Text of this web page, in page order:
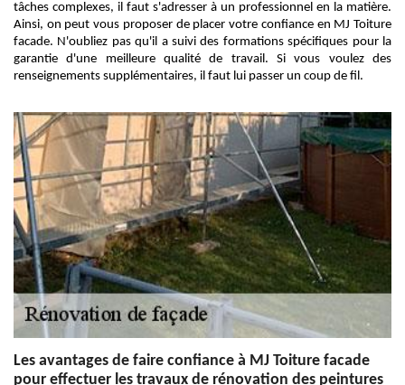
tâches complexes, il faut s'adresser à un professionnel en la matière.
Ainsi, on peut vous proposer de placer votre confiance en MJ Toiture
facade. N'oubliez pas qu'il a suivi des formations spécifiques pour la
garantie d'une meilleure qualité de travail. Si vous voulez des
renseignements supplémentaires, il faut lui passer un coup de fil.
Les avantages de faire confiance à MJ Toiture facade
pour effectuer les travaux de rénovation des peintures